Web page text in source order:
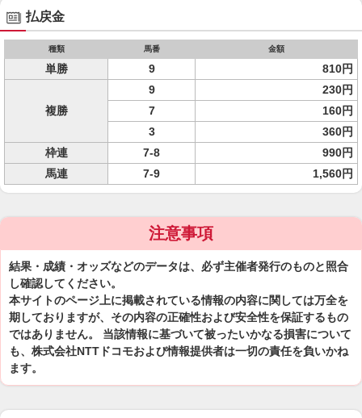
払戻金
種類 馬番 金額
単勝 9 810円
複勝
9
230円
7
160円
3
360円
枠連
7-8
990円
馬連
7-9 1,560円
注意事項
結果・成績・オッズなどのデータは、必ず主催者発行のものと照合
し確認してください。
本サイトのページ上に掲載されている情報の内容に関しては万全を
期しておりますが、その内容の正確性および安全性を保証するもの
ではありません。 当該情報に基づいて被ったいかなる損害について
も、株式会社NTTドコモおよび情報提供者は一切の責任を負いかね
ます。